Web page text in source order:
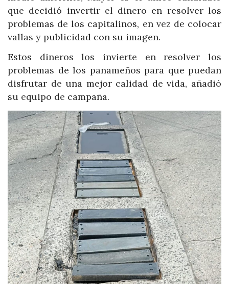
que decidió invertir el dinero en resolver los
problemas de los capitalinos, en vez de colocar
vallas y publicidad con su imagen.
Estos dineros los invierte en resolver los
problemas de los panameños para que puedan
disfrutar de una mejor calidad de vida, añadió
su equipo de campaña.